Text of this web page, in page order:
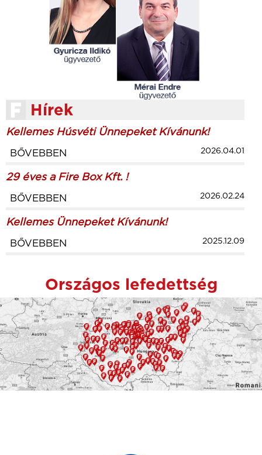
Hírek
Kellemes Húsvéti Ünnepeket Kívánunk!
BŐVEBBEN 2026.04.01
29 éves a Fire Box Kft. !
BŐVEBBEN 2026.02.24
Kellemes Ünnepeket Kívánunk!
BŐVEBBEN 2025.12.09
Országos lefedettség